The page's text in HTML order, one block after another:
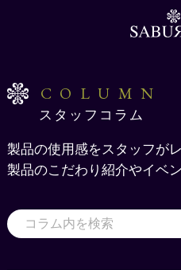
COLUMN
スタッフコラム
製品の使用感をスタッフが
製品のこだわり紹介やイベ